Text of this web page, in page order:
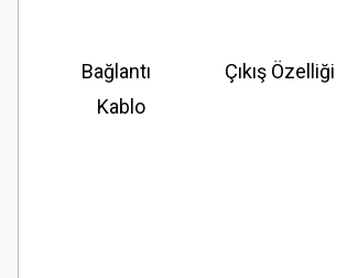
Bağlantı Çıkış Özelliği
Kablo